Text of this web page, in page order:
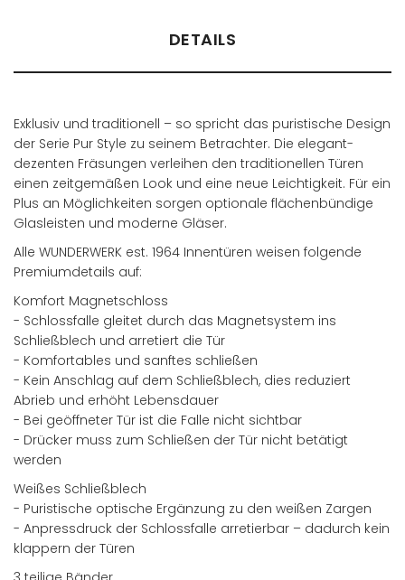
DETAILS
Exklusiv und traditionell – so spricht das puristische Design
der Serie Pur Style zu seinem Betrachter. Die elegant-
dezenten Fräsungen verleihen den traditionellen Türen
einen zeitgemäßen Look und eine neue Leichtigkeit. Für ein
Plus an Möglichkeiten sorgen optionale flächenbündige
Glasleisten und moderne Gläser.
Alle WUNDERWERK est. 1964 Innentüren weisen folgende
Premiumdetails auf:
Komfort Magnetschloss
- Schlossfalle gleitet durch das Magnetsystem ins
Schließblech und arretiert die Tür
- Komfortables und sanftes schließen
- Kein Anschlag auf dem Schließblech, dies reduziert
Abrieb und erhöht Lebensdauer
- Bei geöffneter Tür ist die Falle nicht sichtbar
- Drücker muss zum Schließen der Tür nicht betätigt
werden
Weißes Schließblech
- Puristische optische Ergänzung zu den weißen Zargen
- Anpressdruck der Schlossfalle arretierbar – dadurch kein
klappern der Türen